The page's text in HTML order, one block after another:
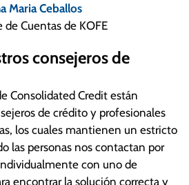
Maria Ceballos
de Cuentas de KOFE
consejeros de
Consolidated Credit están
de crédito y profesionales
los cuales mantienen un estricto
las personas nos contactan por
con uno de
encontrar la solución correcta y